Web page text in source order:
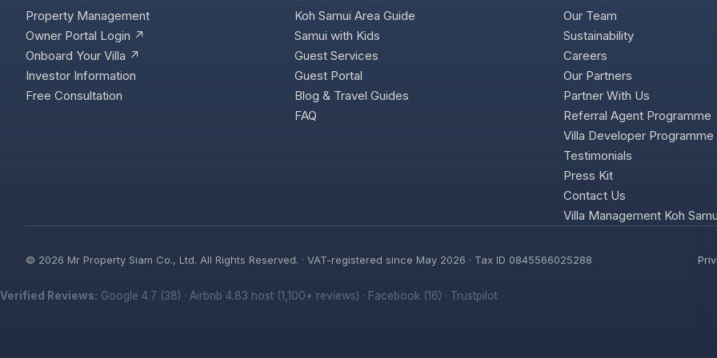
Property Management
Owner Portal Login ↗
Onboard Your Villa ↗
Investor Information
Free Consultation
Koh Samui Area Guide
Samui with Kids
Guest Services
Guest Portal
Blog & Travel Guides
FAQ
Our Team
Sustainability
Careers
Our Partners
Partner With Us
Referral Agent Programme
Villa Developer Programme
Testimonials
Press Kit
Contact Us
Villa Management Koh
© 2026 Mr Property Siam Co., Ltd. All Rights Reserved. · VAT-registered since May 2026 · Tax ID 0845566025288
Verified Reviews: Google 4.7 (38) · Airbnb 4.83 host (1,100+ reviews) · Facebook (16) · Trustpilot